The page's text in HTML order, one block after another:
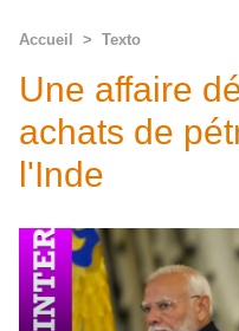
Accueil > Texto
Une affaire
achats de
l'Inde